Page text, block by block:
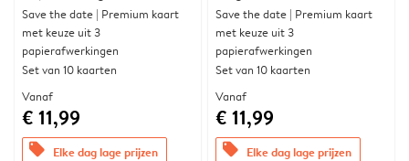
Save the date | Premium kaart
met keuze uit 3
papierafwerkingen
Set van 10 kaarten
Vanaf
€ 11,99
offers Elke dag lage prijzen
Save the date | Premium kaart
met keuze uit 3
papierafwerkingen
Set van 10 kaarten
Vanaf
€ 11,99
offers Elke dag lage prijzen